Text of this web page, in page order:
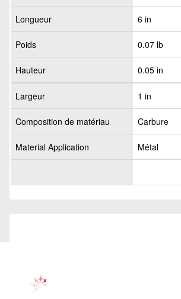
Longueur 6 in
Poids 0.07 lb
Hauteur 0.05 in
Largeur 1 in
Composition de matériau Carbure
Material Application Métal